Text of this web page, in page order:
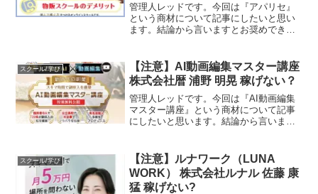
管理人レッドです。今回は『アパリセ』
という商材について記事にしたいと思い
ます。結論から言いますとお奨めできる
基づく表示会社名株式会社ノーガード代
表取締役葛原 大所在地〒...
スクール/学び
【注意】AI動画編集マスター講座
株式会社暦 浦野 明晃 稼げない？
管理人レッドです。今回は『AI動画編集
マスター講座』という商材について記事
にしたいと思います。結論から言います
特定商取引法に基づく表示販売者株式会
社暦代表者浦野 明晃所...
スクール/学び
【注意】ルナワーク（LUNA
WORK） 株式会社ルナル 佐藤 康
猛 稼げない?